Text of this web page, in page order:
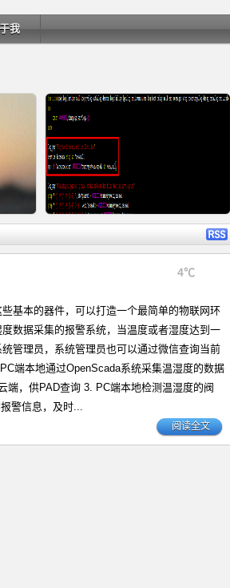
我
细内容 详细内容
Ubuntu 制作一键安装盘（三）
4℃
基本的器件，可以打造一个最简单的物联网环
数据采集的报警系统，当温度或者湿度达到一
管理员，系统管理员也可以通过微信查询当前
端本地通过OpenScada系统采集温湿度的数据
端，供PAD查询 3. PC端本地检测温湿度的阀
警信息，及时...
阅读全文